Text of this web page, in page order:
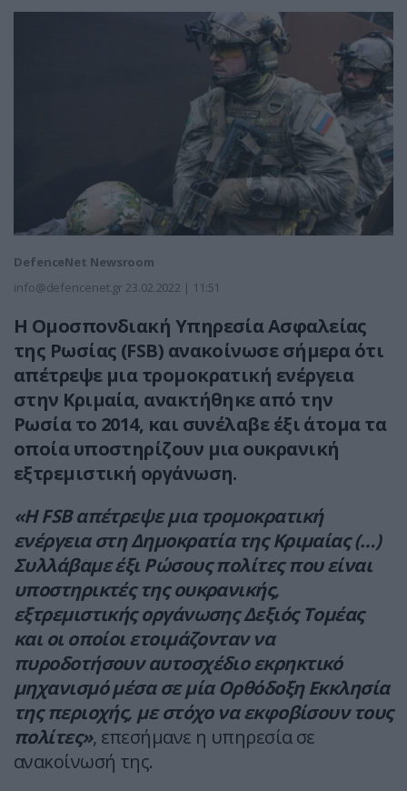
DefenceNet Newsroom
info@defencenet.gr 23.02.2022 | 11:51
Η Ομοσπονδιακή Υπηρεσία Ασφαλείας
της Ρωσίας (FSB) ανακοίνωσε σήμερα ότι
απέτρεψε μια τρομοκρατική ενέργεια
στην Κριμαία, ανακτήθηκε από την
Ρωσία το 2014, και συνέλαβε έξι άτομα τα
οποία υποστηρίζουν μια ουκρανική
εξτρεμιστική οργάνωση.
«Η FSB απέτρεψε μια τρομοκρατική
ενέργεια στη Δημοκρατία της Κριμαίας (…)
Συλλάβαμε έξι Ρώσους πολίτες που είναι
υποστηρικτές της ουκρανικής,
εξτρεμιστικής οργάνωσης Δεξιός Τομέας
και οι οποίοι ετοιμάζονταν να
πυροδοτήσουν αυτοσχέδιο εκρηκτικό
μηχανισμό μέσα σε μία Ορθόδοξη Εκκλησία
της περιοχής, με στόχο να εκφοβίσουν τους
πολίτες», επεσήμανε η υπηρεσία σε
ανακοίνωσή της.